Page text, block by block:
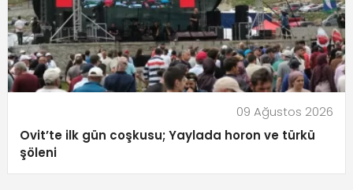
09 Ağustos 2026
Ovit’te ilk gün coşkusu; Yaylada horon ve türkü
şöleni